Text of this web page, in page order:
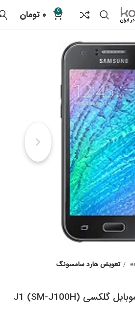
0 ۰ تومان
تعویض هارد سامسونگ
تعویض هارد گوشی موبایل گلکسی J1 (SM-J100H)